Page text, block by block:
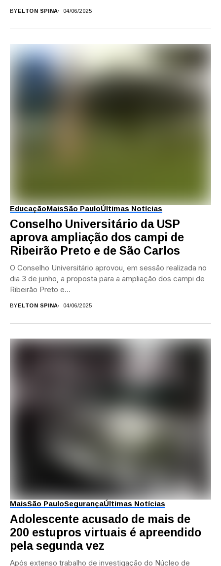
BYELTON SPINA 04/06/2025
EducaçãoMaisSão PauloÚltimas Notícias
Conselho Universitário da USP
aprova ampliação dos campi de
Ribeirão Preto e de São Carlos
O Conselho Universitário aprovou, em sessão realizada no
dia 3 de junho, a proposta para a ampliação dos campi de
Ribeirão Preto e...
BYELTON SPINA 04/06/2025
MaisSão PauloSegurançaÚltimas Notícias
Adolescente acusado de mais de
200 estupros virtuais é apreendido
pela segunda vez
Após extenso trabalho de investigação do Núcleo de